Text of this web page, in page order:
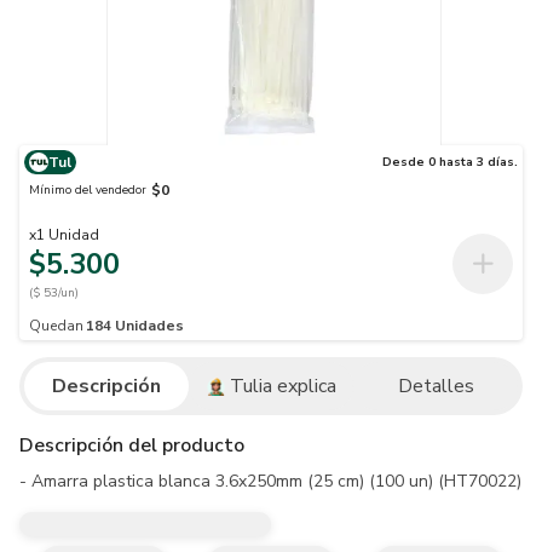
Tul
Desde 0 hasta 3 días.
Mínimo del vendedor $0
x1 Unidad
$5.300
($ 53/un)
Quedan 184 Unidades
Descripción Tulia explica Detalles
Descripción del producto
- Amarra plastica blanca 3.6x250mm (25 cm) (100 un) (HT70022)